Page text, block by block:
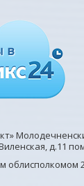
д.11
облисполкомом